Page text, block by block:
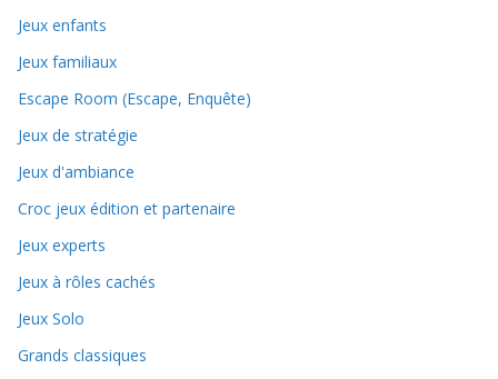
Jeux enfants
Jeux familiaux
Escape Room (Escape, Enquête)
Jeux de stratégie
Jeux d'ambiance
Croc jeux édition et partenaire
Jeux experts
Jeux à rôles cachés
Jeux Solo
Grands classiques